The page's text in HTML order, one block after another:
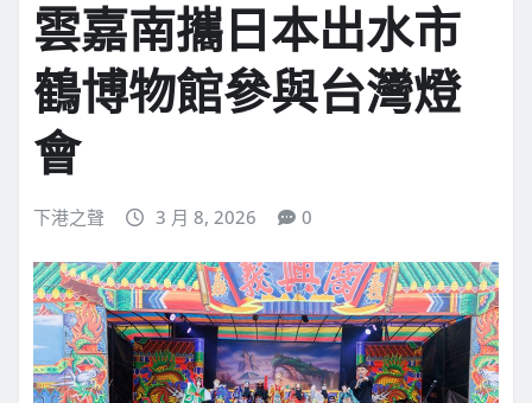
雲嘉南攜日本出水市
鶴博物館參與台灣燈
會
下港之聲 3 月 8, 2026 0